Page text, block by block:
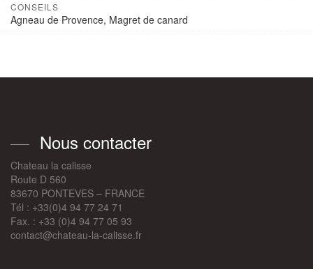
CONSEILS
Agneau de Provence, Magret de canard
Nous contacter
Chateau la calisse
Route D 560
83670 PONTEVES – FRANCE
Tél : +33(0)4 94 77 24 71
Fax. : +33 (0)4 94 77 05 93
contact@chateau-la-calisse.fr